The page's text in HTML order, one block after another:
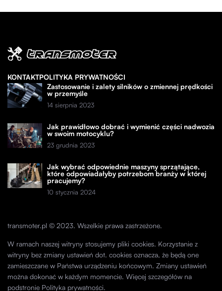
KONTAKTPOLITYKA PRYWATNOŚCI
Zastosowanie i zalety silników o zmiennej prędkości
w przemyśle
14 sierpnia 2023
Jak prawidłowo dobrać i wymienić części nadwozia
w swoim motocyklu?
23 grudnia 2023
Jak wybrać odpowiednie maszyny sprzątające,
które odpowiadałyby potrzebom branży w której
pracujemy?
10 stycznia 2024
transmoter.pl © 2023. Wszelkie prawa zastrzeżone.
W ramach naszej witryny stosujemy pliki cookies. Korzystanie z
witryny bez zmiany ustawień dot. cookies oznacza, że będą one
zamieszczane w Państwa urządzeniu końcowym. Zmiany ustawień
można dokonać w każdym momencie. Więcej szczegółów na
podstronie Polityka prywatności.